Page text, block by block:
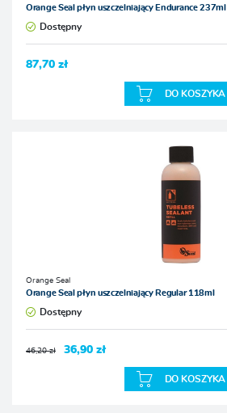
Orange Seal płyn uszczelniający Endurance 237ml
Dostępny
87,70 zł
DO KOSZYKA
Orange Seal
Orange Seal płyn uszczelniający Regular 118ml
Dostępny
46,20 zł 36,90 zł
DO KOSZYKA